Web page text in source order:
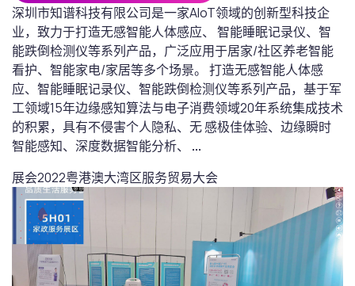
深圳市知谱科技有限公司是一家AIoT领域的创新型科技企
业，致力于打造无感智能人体感应、 智能睡眠记录仪、智
能跌倒检测仪等系列产品，广泛应用于居家/社区养老智能
看护、智能家电/家居等多个场景。 打造无感智能人体感
应、智能睡眠记录仪、智能跌倒检测仪等系列产品，基于军
工领域15年边缘感知算法与电子消费领域20年系统集成技术
的积累，具有不侵害个人隐私、无 感极佳体验、边缘瞬时
智能感知、深度数据智能分析、 ...
展会2022粤港澳大湾区服务贸易大会